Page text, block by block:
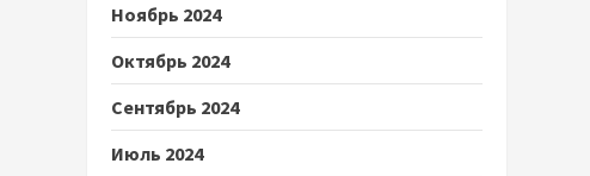
Ноябрь 2024
Октябрь 2024
Сентябрь 2024
Июль 2024